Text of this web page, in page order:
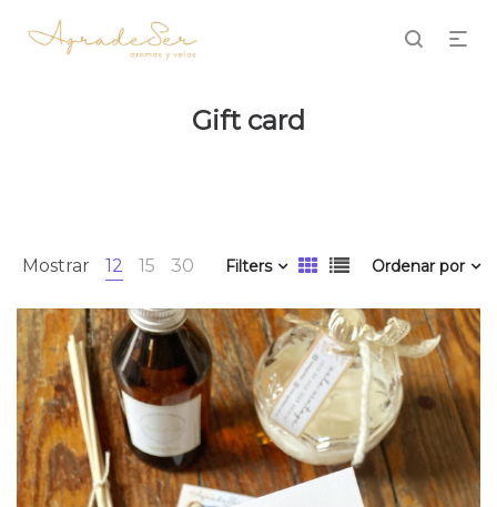
Gift card
Mostrar 12 15 30 Ordenar por
Filters